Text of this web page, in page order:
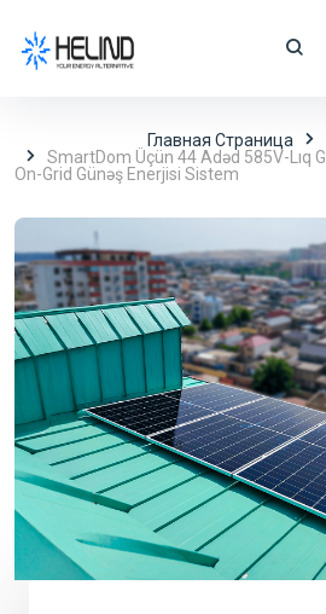
Главная Страница
SmartDom Üçün 44 Adəd 585V-Lıq
On-Grid Günəş Enerjisi Sistem